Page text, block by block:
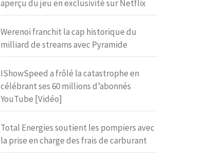
aperçu du jeu en exclusivité sur Netflix
Werenoi franchit la cap historique du
milliard de streams avec Pyramide
IShowSpeed a frôlé la catastrophe en
célébrant ses 60 millions d’abonnés
YouTube [Vidéo]
Total Energies soutient les pompiers avec
la prise en charge des frais de carburant